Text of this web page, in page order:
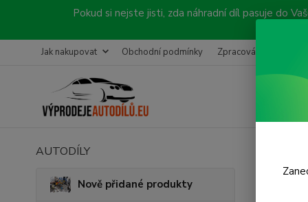
Pokud si nejste jisti, zda náhradní díl pasuje do
Jak nakupovat Obchodní podmínky Zpracování objednávky
AUTODÍLY
Nově přidané produkty